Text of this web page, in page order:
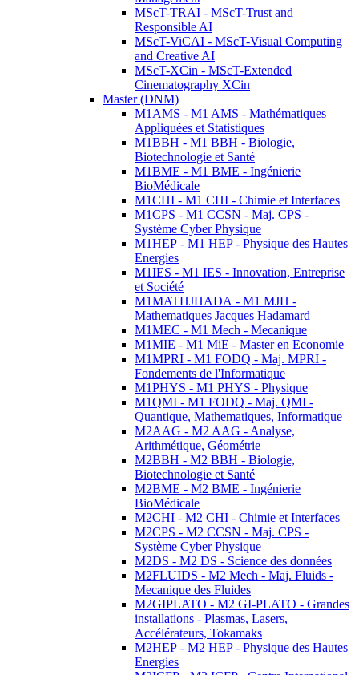
MScT-TRAI - MScT-Trust and
Responsible AI
MScT-ViCAI - MScT-Visual Computing
and Creative AI
MScT-XCin - MScT-Extended
Cinematography XCin
Master (DNM)
M1AMS - M1 AMS - Mathématiques
Appliquées et Statistiques
M1BBH - M1 BBH - Biologie,
Biotechnologie et Santé
M1BME - M1 BME - Ingénierie
BioMédicale
M1CHI - M1 CHI - Chimie et Interfaces
M1CPS - M1 CCSN - Maj. CPS -
Système Cyber Physique
M1HEP - M1 HEP - Physique des Hautes
Energies
M1IES - M1 IES - Innovation, Entreprise
et Société
M1MATHJHADA - M1 MJH -
Mathematiques Jacques Hadamard
M1MEC - M1 Mech - Mecanique
M1MIE - M1 MiE - Master en Economie
M1MPRI - M1 FODQ - Maj. MPRI -
Fondements de l'Informatique
M1PHYS - M1 PHYS - Physique
M1QMI - M1 FODQ - Maj. QMI -
Quantique, Mathematiques, Informatique
M2AAG - M2 AAG - Analyse,
Arithmétique, Géométrie
M2BBH - M2 BBH - Biologie,
Biotechnologie et Santé
M2BME - M2 BME - Ingénierie
BioMédicale
M2CHI - M2 CHI - Chimie et Interfaces
M2CPS - M2 CCSN - Maj. CPS -
Système Cyber Physique
M2DS - M2 DS - Science des données
M2FLUIDS - M2 Mech - Maj. Fluids -
Mecanique des Fluides
M2GIPLATO - M2 GI-PLATO - Grandes
installations - Plasmas, Lasers,
Accélérateurs, Tokamaks
M2HEP - M2 HEP - Physique des Hautes
Energies